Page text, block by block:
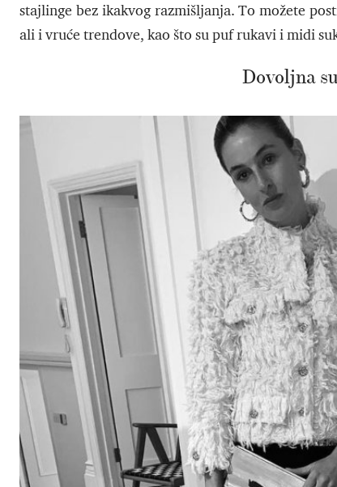
stajlinge bez ikakvog razmišljanja. To možete
ali i vruće trendove, kao što su puf rukavi i midi
Dovoljna